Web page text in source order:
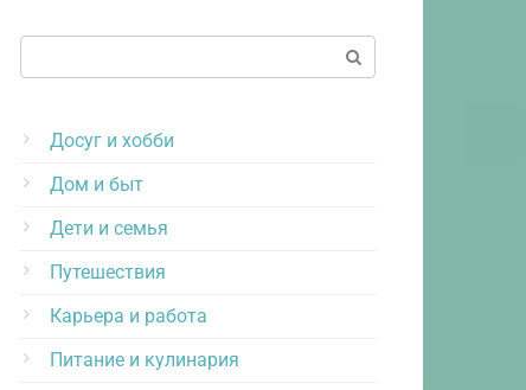
Досуг и хобби
Дом и быт
Дети и семья
Путешествия
Карьера и работа
Питание и кулинария